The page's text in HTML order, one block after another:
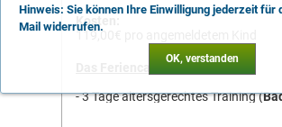
Kosten:
119,00€ pro angemeldetem Kind
Das Feriencamp beinhaltet
- 3 Tage altersgerechtes Training (
Hinweis: Sie können Ihre Einwilligung jederzeit für
Mail widerrufen.
OK, verstanden